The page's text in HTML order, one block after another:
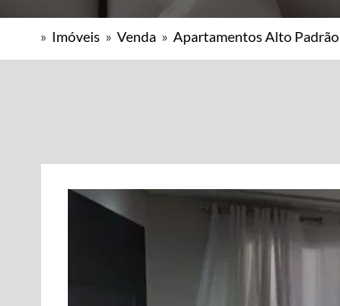
» Imóveis » Venda » Apartamentos Alto Padrão